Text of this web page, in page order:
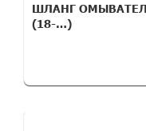
ШЛАНГ ОМЫВАТЕЛЯ
(18-…)